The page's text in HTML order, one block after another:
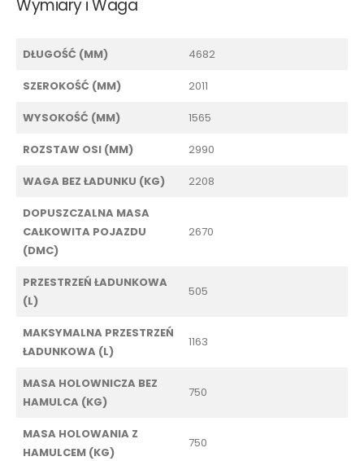
Wymiary i Waga
DŁUGOŚĆ (MM) 4682
SZEROKOŚĆ (MM) 2011
WYSOKOŚĆ (MM) 1565
ROZSTAW OSI (MM) 2990
WAGA BEZ ŁADUNKU (KG) 2208
DOPUSZCZALNA MASA
CAŁKOWITA POJAZDU
(DMC)
2670
PRZESTRZEŃ ŁADUNKOWA
(L)
505
MAKSYMALNA PRZESTRZEŃ
ŁADUNKOWA (L)
1163
MASA HOLOWNICZA BEZ
HAMULCA (KG)
750
MASA HOLOWANIA Z
HAMULCEM (KG)
750